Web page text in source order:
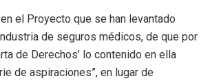
el Proyecto que se han levantado
de seguros médicos, de que por
de Derechos’ lo contenido en ella
de aspiraciones”, en lugar de